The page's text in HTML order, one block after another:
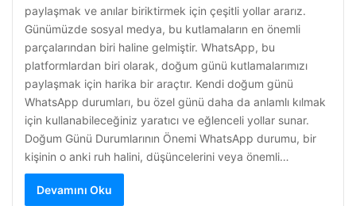
paylaşmak ve anılar biriktirmek için çeşitli yollar ararız.
Günümüzde sosyal medya, bu kutlamaların en önemli
parçalarından biri haline gelmiştir. WhatsApp, bu
platformlardan biri olarak, doğum günü kutlamalarımızı
paylaşmak için harika bir araçtır. Kendi doğum günü
WhatsApp durumları, bu özel günü daha da anlamlı kılmak
için kullanabileceğiniz yaratıcı ve eğlenceli yollar sunar.
Doğum Günü Durumlarının Önemi WhatsApp durumu, bir
kişinin o anki ruh halini, düşüncelerini veya önemli…
Devamını Oku